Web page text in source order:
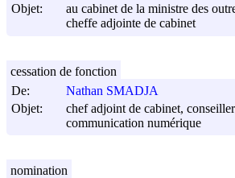
Objet:
au cabinet de la ministre des
cheffe adjointe de cabinet
De:
Nathan SMADJA
Objet:
chef adjoint de cabinet,
communication numérique
cessation de fonction
nomination